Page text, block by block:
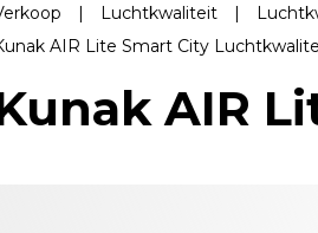
Alleen werken
Man Down Systeem
Man-down systemen
Elektromagnetische velden
| Luchtkwaliteit |
AIR Lite Smart City
AIR